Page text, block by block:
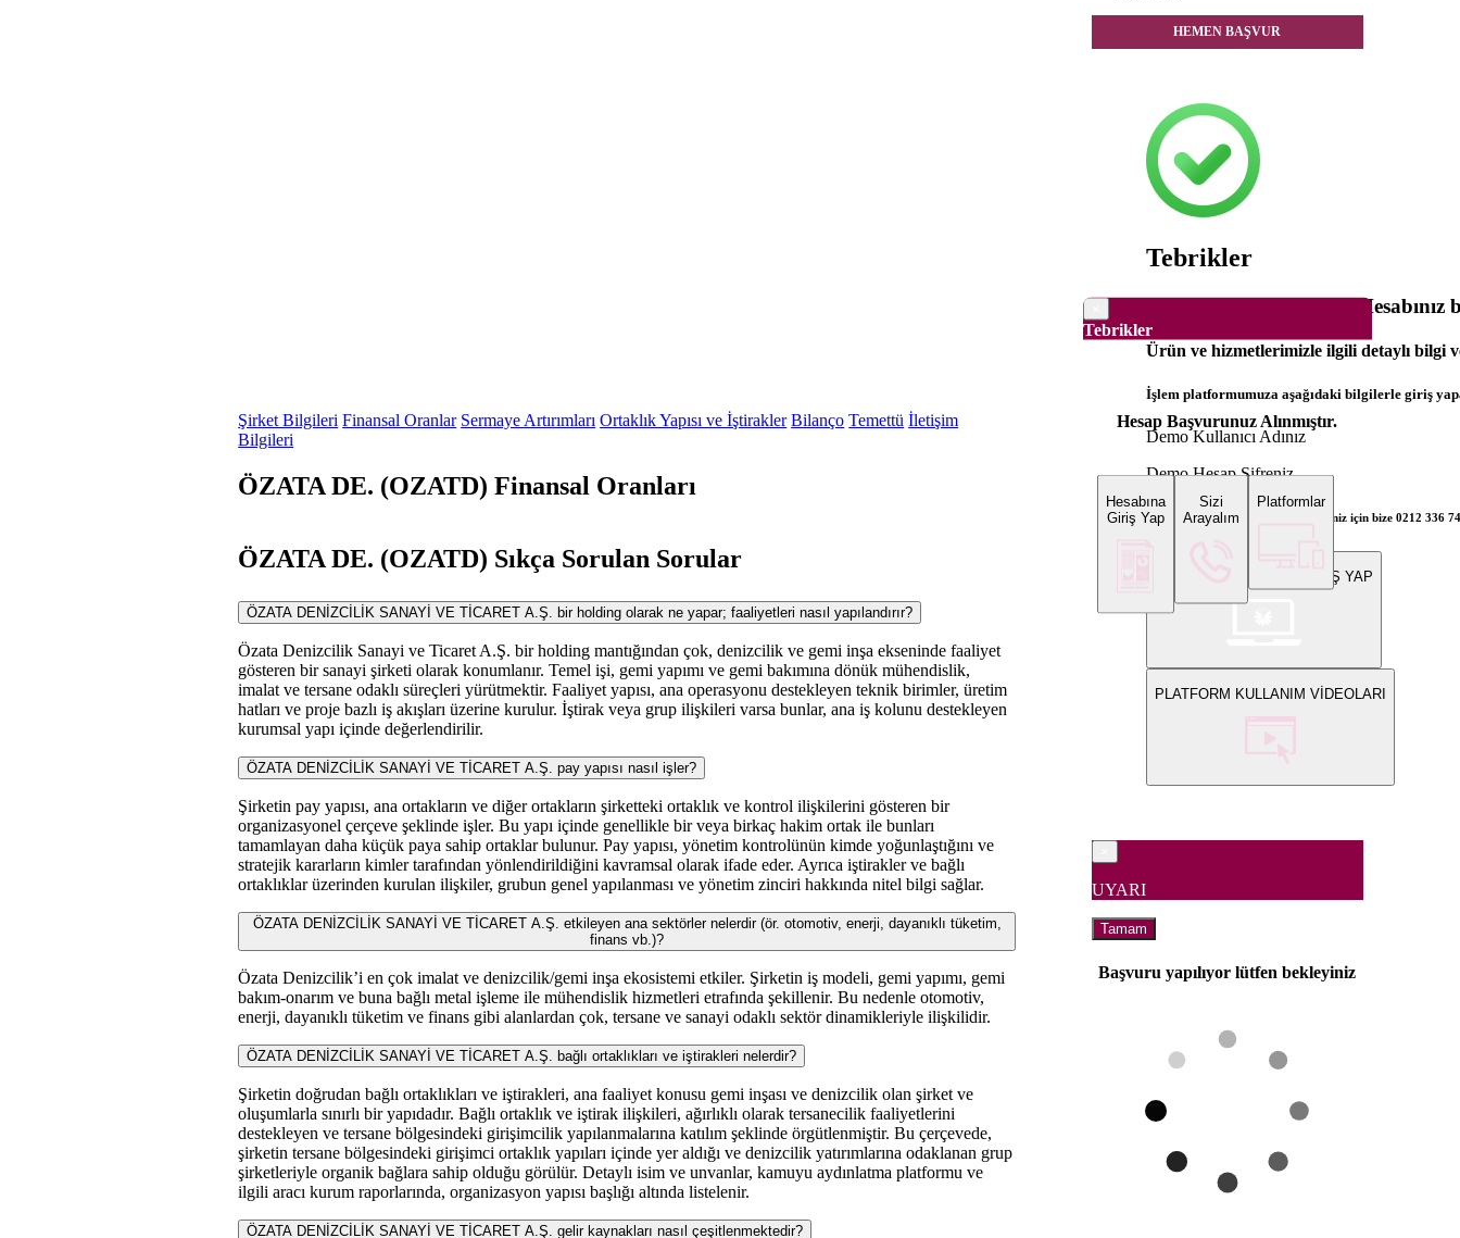
Şirket Bilgileri Finansal Oranlar Sermaye Artırımları Ortaklık Yapısı ve İştirakler Bilanço Temettü İletişim
Bilgileri
ÖZATA DE. (OZATD) Finansal Oranları
ÖZATA DE. (OZATD) Sıkça Sorulan Sorular
ÖZATA DENİZCİLİK SANAYİ VE TİCARET A.Ş. bir holding olarak ne yapar; faaliyetleri nasıl yapılandırır?
Özata Denizcilik Sanayi ve Ticaret A.Ş. bir holding mantığından çok, denizcilik ve gemi inşa ekseninde faaliyet
gösteren bir sanayi şirketi olarak konumlanır. Temel işi, gemi yapımı ve gemi bakımına dönük mühendislik,
imalat ve tersane odaklı süreçleri yürütmektir. Faaliyet yapısı, ana operasyonu destekleyen teknik birimler, üretim
hatları ve proje bazlı iş akışları üzerine kurulur. İştirak veya grup ilişkileri varsa bunlar, ana iş kolunu destekleyen
kurumsal yapı içinde değerlendirilir.
ÖZATA DENİZCİLİK SANAYİ VE TİCARET A.Ş. pay yapısı nasıl işler?
Şirketin pay yapısı, ana ortakların ve diğer ortakların şirketteki ortaklık ve kontrol ilişkilerini gösteren bir
organizasyonel çerçeve şeklinde işler. Bu yapı içinde genellikle bir veya birkaç hakim ortak ile bunları
tamamlayan daha küçük paya sahip ortaklar bulunur. Pay yapısı, yönetim kontrolünün kimde yoğunlaştığını ve
stratejik kararların kimler tarafından yönlendirildiğini kavramsal olarak ifade eder. Ayrıca iştirakler ve bağlı
ortaklıklar üzerinden kurulan ilişkiler, grubun genel yapılanması ve yönetim zinciri hakkında nitel bilgi sağlar.
ÖZATA DENİZCİLİK SANAYİ VE TİCARET A.Ş. etkileyen ana sektörler nelerdir (ör. otomotiv, enerji, dayanıklı tüketim,
finans vb.)?
Özata Denizcilik’i en çok imalat ve denizcilik/gemi inşa ekosistemi etkiler. Şirketin iş modeli, gemi yapımı, gemi
bakım-onarım ve buna bağlı metal işleme ile mühendislik hizmetleri etrafında şekillenir. Bu nedenle otomotiv,
enerji, dayanıklı tüketim ve finans gibi alanlardan çok, tersane ve sanayi odaklı sektör dinamikleriyle ilişkilidir.
ÖZATA DENİZCİLİK SANAYİ VE TİCARET A.Ş. bağlı ortaklıkları ve iştirakleri nelerdir?
Şirketin doğrudan bağlı ortaklıkları ve iştirakleri, ana faaliyet konusu gemi inşası ve denizcilik olan şirket ve
oluşumlarla sınırlı bir yapıdadır. Bağlı ortaklık ve iştirak ilişkileri, ağırlıklı olarak tersanecilik faaliyetlerini
destekleyen ve tersane bölgesindeki girişimcilik yapılanmalarına katılım şeklinde örgütlenmiştir. Bu çerçevede,
şirketin tersane bölgesindeki girişimci ortaklık yapıları içinde yer aldığı ve denizcilik yatırımlarına odaklanan grup
şirketleriyle organik bağlara sahip olduğu görülür. Detaylı isim ve unvanlar, kamuyu aydınlatma platformu ve
ilgili aracı kurum raporlarında, organizasyon yapısı başlığı altında listelenir.
ÖZATA DENİZCİLİK SANAYİ VE TİCARET A.Ş. gelir kaynakları nasıl çeşitlenmektedir?
HEMEN BAŞVUR
Tebrikler
Hesap Başvurunuz Alınmıştır.
Hesabına
Giriş Yap
Sizi
Arayalım
Platformlar
Tebrikler
Dünya Borsaları Demo
Ürün ve hizmetlerimizle ilgili detaylı bilgi
İşlem platformumuza aşağıdaki bilgilerle giriş
Demo Kullanıcı Adınız
Demo Hesap Şifreniz
Bilgi ve gerçek hesap açılış talepleriniz için bize 0212 336
WEB PLATFORMUNA GİRİŞ YAP
PLATFORM KULLANIM VİDEOLARI
UYARI
Tamam
Başvuru yapılıyor lütfen bekleyiniz